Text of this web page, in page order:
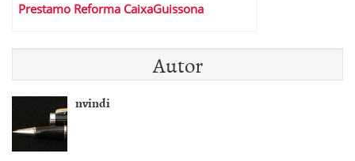
Prestamo Reforma CaixaGuissona
Autor
nvindi